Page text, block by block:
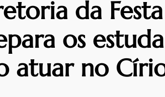
da
os
atuar no